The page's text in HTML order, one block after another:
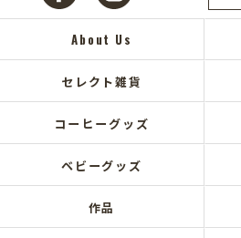
About Us
セレクト雑貨
コーヒーグッズ
ベビーグッズ
作品